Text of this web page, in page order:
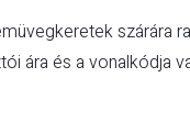
szárára
ára és a vonalkódja